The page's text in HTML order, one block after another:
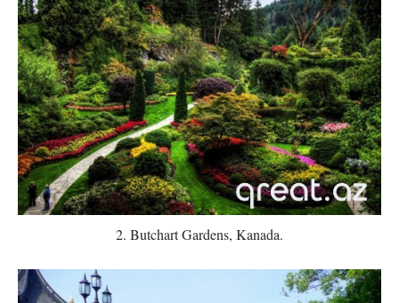
2. Butchart Gardens, Kanada.